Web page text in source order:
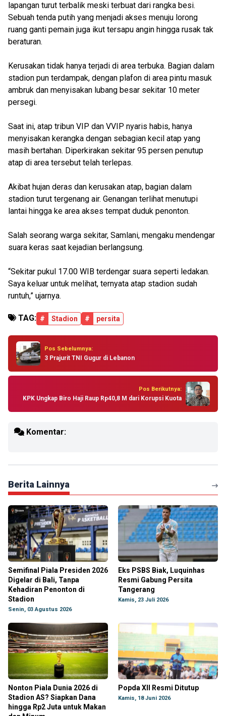
lapangan turut terbalik meski terbuat dari rangka besi.
Sebuah tenda putih yang menjadi akses menuju lorong
ruang ganti pemain juga ikut tersapu angin hingga rusak tak
beraturan.
Kerusakan tidak hanya terjadi di area terbuka. Bagian dalam
stadion pun terdampak, dengan plafon di area pintu masuk
ambruk dan menyisakan lubang besar sekitar 10 meter
persegi.
Saat ini, atap tribun VIP dan VVIP nyaris habis, hanya
menyisakan kerangka dengan sebagian kecil atap yang
masih bertahan. Diperkirakan sekitar 95 persen penutup
atap di area tersebut telah terlepas.
Akibat hujan deras dan kerusakan atap, bagian dalam
stadion turut tergenang air. Genangan terlihat menutupi
lantai hingga ke area akses tempat duduk penonton.
Salah seorang warga sekitar, Samlani, mengaku mendengar
suara keras saat kejadian berlangsung.
“Sekitar pukul 17.00 WIB terdengar suara seperti ledakan.
Saya keluar untuk melihat, ternyata atap stadion sudah
runtuh,” ujarnya.
TAG: # Stadion # persita
Pos Sebelumnya:
3 Prajurit TNI Gugur di Lebanon
Pos Berikutnya:
KPK Ungkap Biro Haji Raup Rp40,8 M dari Korupsi Kuota
Komentar:
Berita Lainnya
Semifinal Piala Presiden 2026
Digelar di Bali, Tanpa
Kehadiran Penonton di
Stadion
Senin, 03 Agustus 2026
Eks PSBS Biak, Luquinhas
Resmi Gabung Persita
Tangerang
Kamis, 23 Juli 2026
Nonton Piala Dunia 2026 di
Stadion AS? Siapkan Dana
hingga Rp2 Juta untuk Makan
Popda XII Resmi Ditutup
Kamis, 18 Juni 2026